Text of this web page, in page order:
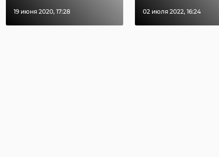
19 июня 2020, 17:28 02 июля 2022, 16:24